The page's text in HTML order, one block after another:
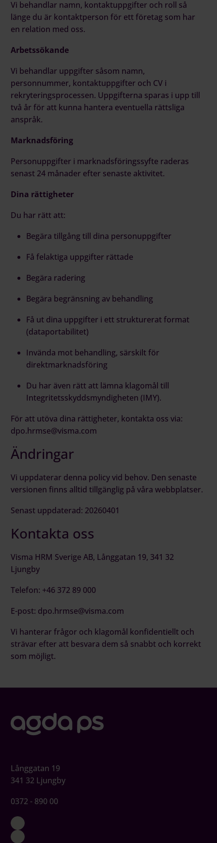
Vi behandlar namn, kontaktuppgifter och roll så
länge du är kontaktperson för ett företag som har
en relation med oss.
Arbetssökande
Vi behandlar uppgifter såsom namn,
personnummer, kontaktuppgifter och CV i
rekryteringsprocessen. Uppgifterna sparas i upp till
två år för att kunna hantera eventuella rättsliga
anspråk.
Marknadsföring
Personuppgifter i marknadsföringssyfte raderas
senast 24 månader efter senaste aktivitet.
Dina rättigheter
Du har rätt att:
Begära tillgång till dina personuppgifter
Få felaktiga uppgifter rättade
Begära radering
Begära begränsning av behandling
Få ut dina uppgifter i ett strukturerat format
(dataportabilitet)
Invända mot behandling, särskilt för
direktmarknadsföring
Du har även rätt att lämna klagomål till
Integritetsskyddsmyndigheten (IMY).
För att utöva dina rättigheter, kontakta oss via:
dpo.hrmse@visma.com
Ändringar
Vi uppdaterar denna policy vid behov. Den senaste
versionen finns alltid tillgänglig på våra webbplatser.
Senast uppdaterad: 20260401
Kontakta oss
Visma HRM Sverige AB, Långgatan 19, 341 32
Ljungby
Telefon: +46 372 89 000
E-post: dpo.hrmse@visma.com
Vi hanterar frågor och klagomål konfidentiellt och
strävar efter att besvara dem så snabbt och korrekt
som möjligt.
Långgatan 19
341 32 Ljungby
0372 - 890 00